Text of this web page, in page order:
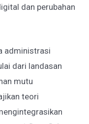
dan perubahan
administrasi
dari landasan
mutu
teori